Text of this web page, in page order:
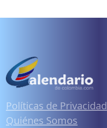
Políticas de Privacidad
Quiénes Somos